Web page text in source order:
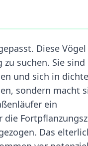
Diese
suchen. Sie sind
und sich in
sondern macht
ein
die
Das